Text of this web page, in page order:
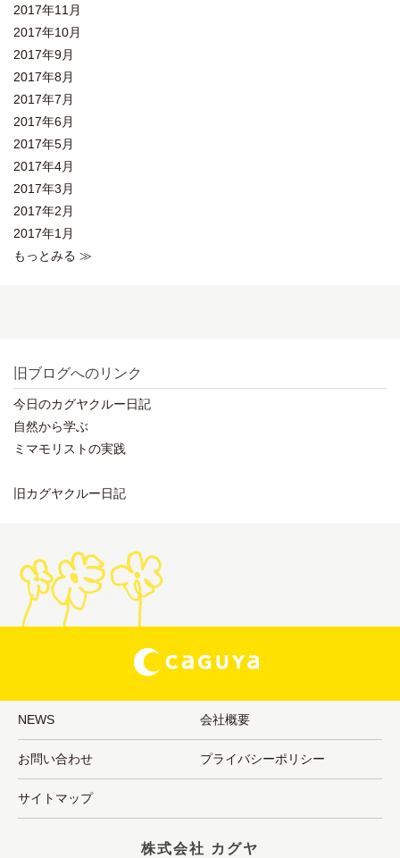
2017年11月
2017年10月
2017年9月
2017年8月
2017年7月
2017年6月
2017年5月
2017年4月
2017年3月
2017年2月
2017年1月
もっとみる ≫
旧ブログへのリンク
今日のカグヤクルー日記
自然から学ぶ
ミマモリストの実践
旧カグヤクルー日記
NEWS 会社概要
お問い合わせ プライバシーポリシー
サイトマップ
株式会社 カグヤ